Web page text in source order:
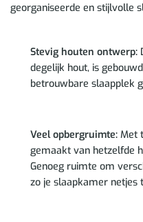
georganiseerde en stijlvolle
Stevig houten ontwerp:
degelijk hout, is
betrouwbare slaapplek
Veel opbergruimte:Met
gemaakt van hetzelfde
Genoeg ruimte om
zo je slaapkamer netjes